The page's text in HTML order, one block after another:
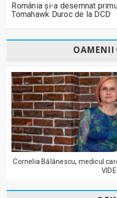
România și-a desemnat
Tomahawk Duroc de la DCD
OAMENII
Cornelia Bălănescu, medicul